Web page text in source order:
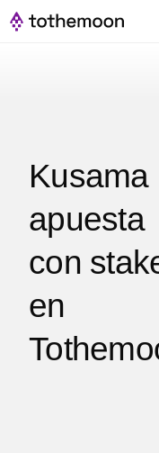
Kusama
apuesta
con
en